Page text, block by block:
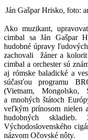
Ján Gašpar Hrisko, foto:
Ako muzikant,
cimbal sa Ján Gašpar
hudobné úpravy
zachovali žáner a
cimbal a orchester sú
aj rómske baladické a
súčasťou programu
(Vietnam,
a mnohých štátoch
veľkým prínosom nielen
hudobných
Východoslovenského
názvom Očovské nôty.